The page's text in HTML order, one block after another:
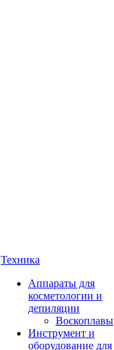
Техника
Аппараты для
косметологии и
депиляции
Воскоплавы
Инструмент и
оборудование для